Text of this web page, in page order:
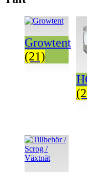
Growtent
(21)